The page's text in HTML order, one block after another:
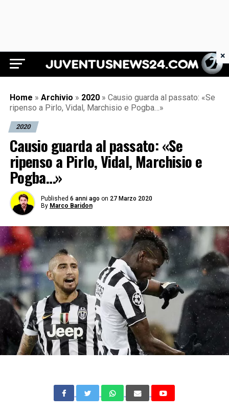
Juventus News 24
Home » Archivio » 2020 » Causio guarda al passato: «Se
ripenso a Pirlo, Vidal, Marchisio e Pogba…»
2020
Causio guarda al passato: «Se
ripenso a Pirlo, Vidal, Marchisio e
Pogba…»
Published 6 anni ago on 27 Marzo 2020
By Marco Baridon
×